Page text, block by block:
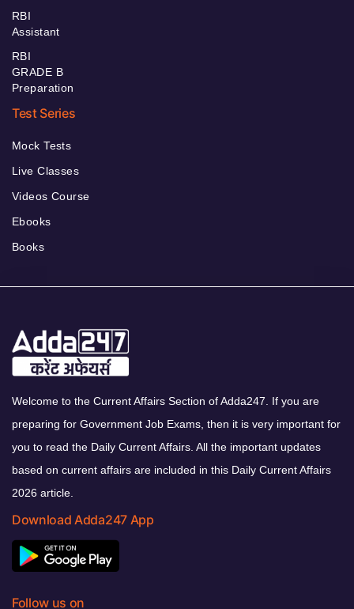
RBI
Assistant
RBI
GRADE B
Preparation
Test Series
Mock Tests
Live Classes
Videos Course
Ebooks
Books
Welcome to the Current Affairs Section of Adda247. If you are
preparing for Government Job Exams, then it is very important for
you to read the Daily Current Affairs. All the important updates
based on current affairs are included in this Daily Current Affairs
2026 article.
Download Adda247 App
Follow us on